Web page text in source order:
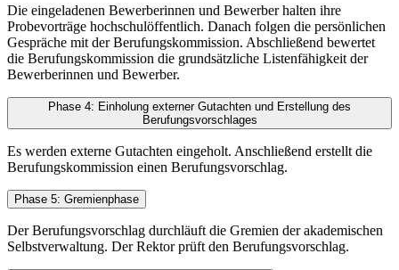
Die eingeladenen Bewerberinnen und Bewerber halten ihre
Probevorträge hochschulöffentlich. Danach folgen die persönlichen
Gespräche mit der Berufungskommission. Abschließend bewertet
die Berufungskommission die grundsätzliche Listenfähigkeit der
Bewerberinnen und Bewerber.
Phase 4: Einholung externer Gutachten und Erstellung des
Berufungsvorschlages
Es werden externe Gutachten eingeholt. Anschließend erstellt die
Berufungskommission einen Berufungsvorschlag.
Phase 5: Gremienphase
Der Berufungsvorschlag durchläuft die Gremien der akademischen
Selbstverwaltung. Der Rektor prüft den Berufungsvorschlag.